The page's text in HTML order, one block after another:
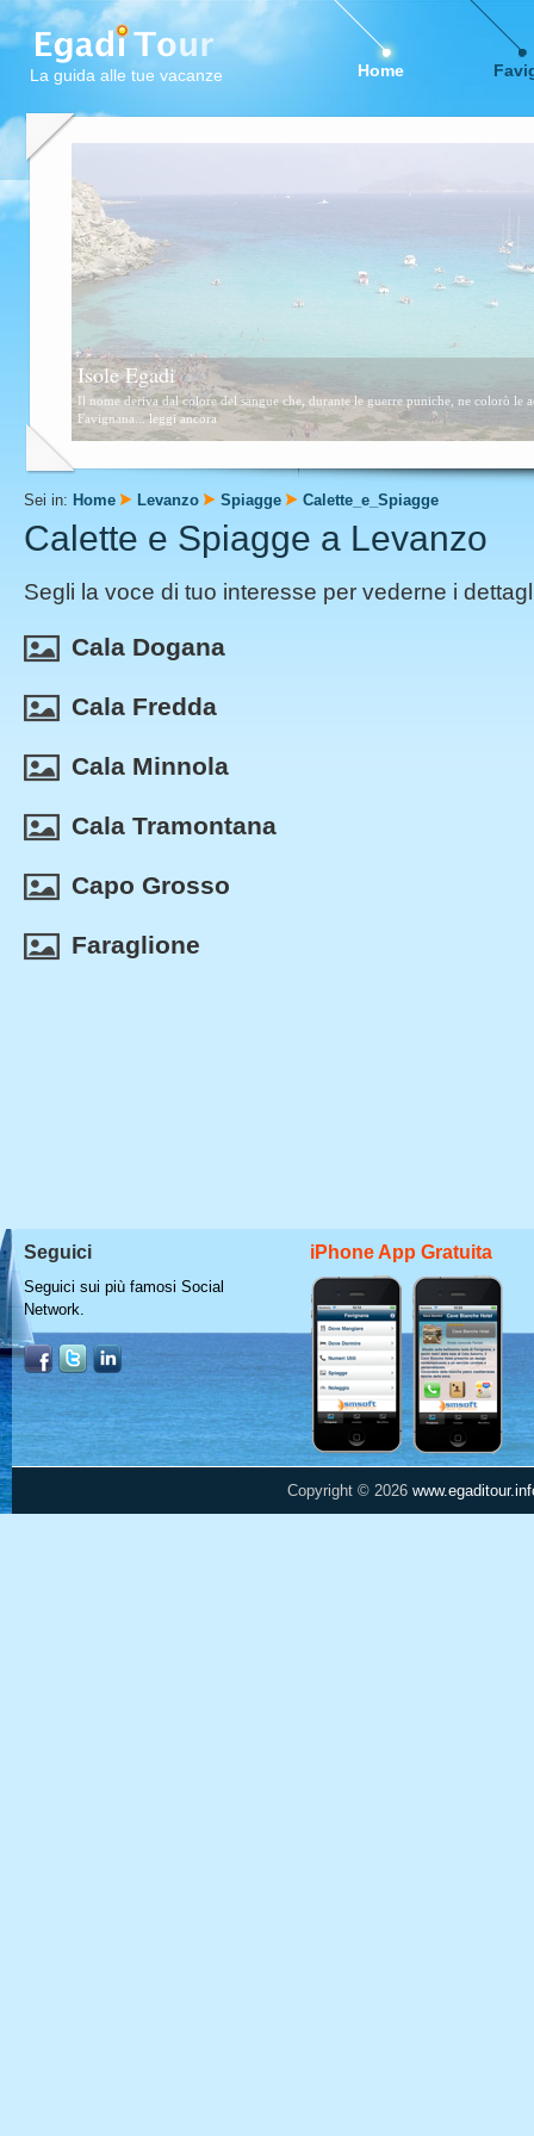
La guida alle tue vacanze Home
Favignana
Questa zona è formata da scogli e piccolissime calette sabbiose. Consigliata a
Sei in: Home Levanzo Spiagge Calette_e_Spiagge
Calette e Spiagge a Levanzo
Segli la voce di tuo interesse per vederne i
Cala Dogana
Cala Fredda
Cala Minnola
Cala Tramontana
Capo Grosso
Faraglione
Seguici
Seguici sui più famosi Social
Network.
iPhone App Gratuita
Copyright © 2026